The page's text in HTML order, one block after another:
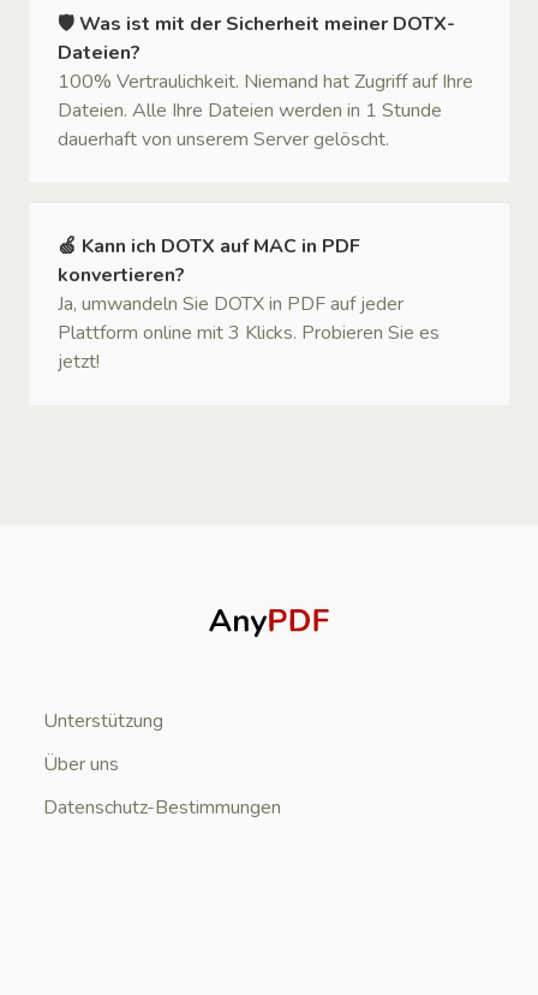
🛡 Was ist mit der Sicherheit meiner DOTX-
Dateien?
100% Vertraulichkeit. Niemand hat Zugriff auf Ihre
Dateien. Alle Ihre Dateien werden in 1 Stunde
dauerhaft von unserem Server gelöscht.
🍏 Kann ich DOTX auf MAC in PDF
konvertieren?
Ja, umwandeln Sie DOTX in PDF auf jeder
Plattform online mit 3 Klicks. Probieren Sie es
jetzt!
Unterstützung
Über uns
Datenschutz-Bestimmungen